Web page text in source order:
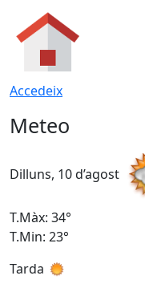
Accedeix
Meteo
Dilluns, 10 d’agost
T.Màx: 34°
T.Min: 23°
Tarda